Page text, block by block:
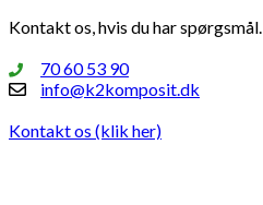
Kontakt os, hvis du har spørgsmål.
70 60 53 90
info@k2komposit.dk
Kontakt os (klik her)